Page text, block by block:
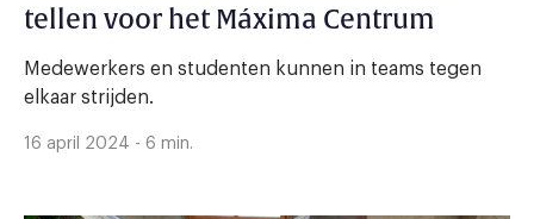
tellen voor het Máxima Centrum
Medewerkers en studenten kunnen in teams tegen
elkaar strijden.
16 april 2024 - 6 min.